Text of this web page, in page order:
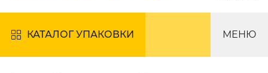
КАТАЛОГ УПАКОВКИ МЕНЮ